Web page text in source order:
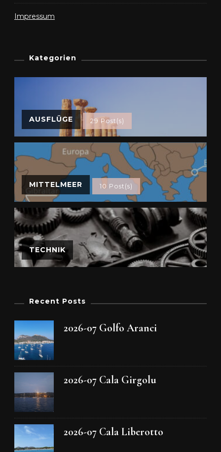
Impressum
Kategorien
AUSFLÜGE 29 Post(s)
MITTELMEER 10 Post(s)
TECHNIK
Recent Posts
2026-07 Golfo Aranci
2026-07 Cala Girgolu
2026-07 Cala Liberotto